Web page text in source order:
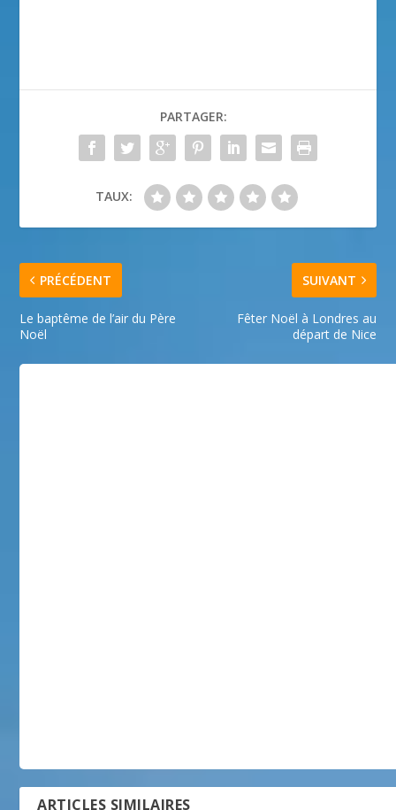
PARTAGER:
TAUX:
PRÉCÉDENT
Le baptême de l’air du Père
Noël
SUIVANT
Fêter Noël à Londres au
départ de Nice
ARTICLES SIMILAIRES